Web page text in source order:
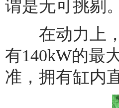
谓是无可挑剔。
在动力上，
有140kW的最
准，拥有缸内